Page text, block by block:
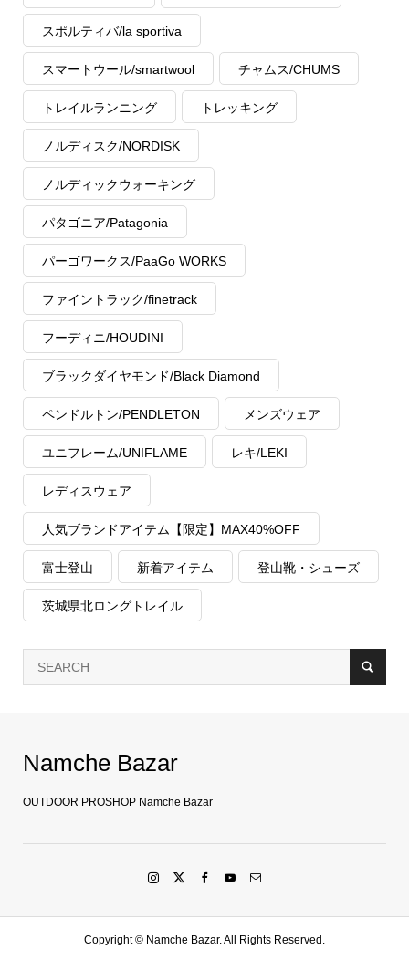
スポルティバ/la sportiva
スマートウール/smartwool チャムス/CHUMS
トレイルランニング トレッキング
ノルディスク/NORDISK
ノルディックウォーキング
パタゴニア/Patagonia
パーゴワークス/PaaGo WORKS
ファイントラック/finetrack
フーディニ/HOUDINI
ブラックダイヤモンド/Black Diamond
ペンドルトン/PENDLETON メンズウェア
ユニフレーム/UNIFLAME レキ/LEKI
レディスウェア
人気ブランドアイテム【限定】MAX40%OFF
富士登山 新着アイテム 登山靴・シューズ
茨城県北ロングトレイル
Namche Bazar
OUTDOOR PROSHOP Namche Bazar
Copyright © Namche Bazar. All Rights Reserved.